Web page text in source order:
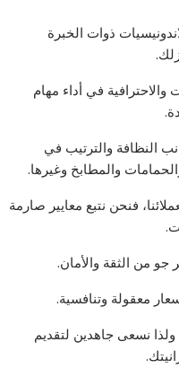
ذوات الخبرة
والاحترافية في أداء مهام
النظافة والترتيب في
والمطابخ وغيرها.
فنحن نتبع معايير صارمة
من الثقة والأمان.
معقولة وتنافسية.
نسعى جاهدين لتقديم